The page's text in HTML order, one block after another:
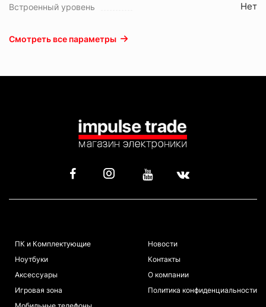
Встроенный уровень Нет
Смотреть все параметры
ПК и Комплектующие
Ноутбуки
Аксессуары
Игровая зона
Новости
Контакты
О компании
Политика конфиденциальности